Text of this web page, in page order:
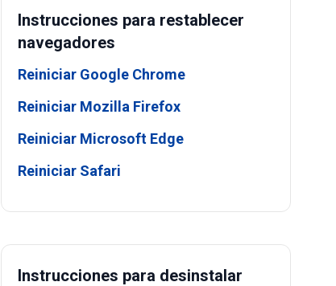
Instrucciones para restablecer
navegadores
Reiniciar Google Chrome
Reiniciar Mozilla Firefox
Reiniciar Microsoft Edge
Reiniciar Safari
Instrucciones para desinstalar